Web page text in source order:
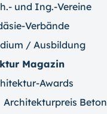
und Ing.-Vereine
Verbände
/ Ausbildung
Magazin
Awards
Architekturpreis Beton